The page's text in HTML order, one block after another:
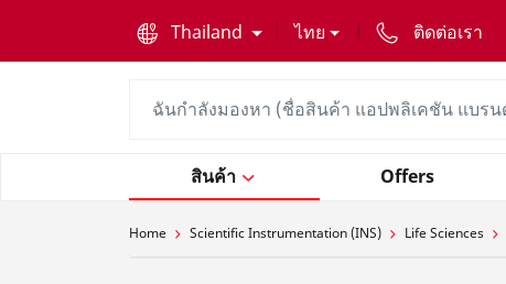
Thailand
ไทย ติดต่อเรา
สินค้า Offers
Home Scientific Instrumentation (INS) Life Sciences